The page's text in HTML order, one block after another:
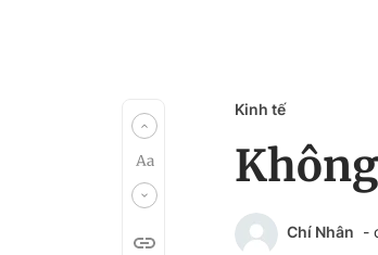
Kinh tế
Chí Nhân -